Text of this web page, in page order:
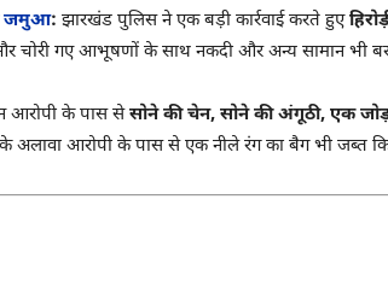
जमुआ: झारखंड पुलिस ने एक बड़ी कार्रवाई करते हुए
चोरी गए आभूषणों के साथ नकदी और अन्य सामान भी
आरोपी के पास सेसोने की चेन, सोने की अंगूठी, एक
अलावा आरोपी के पास से एक नीले रंग का बैग भी जब्त